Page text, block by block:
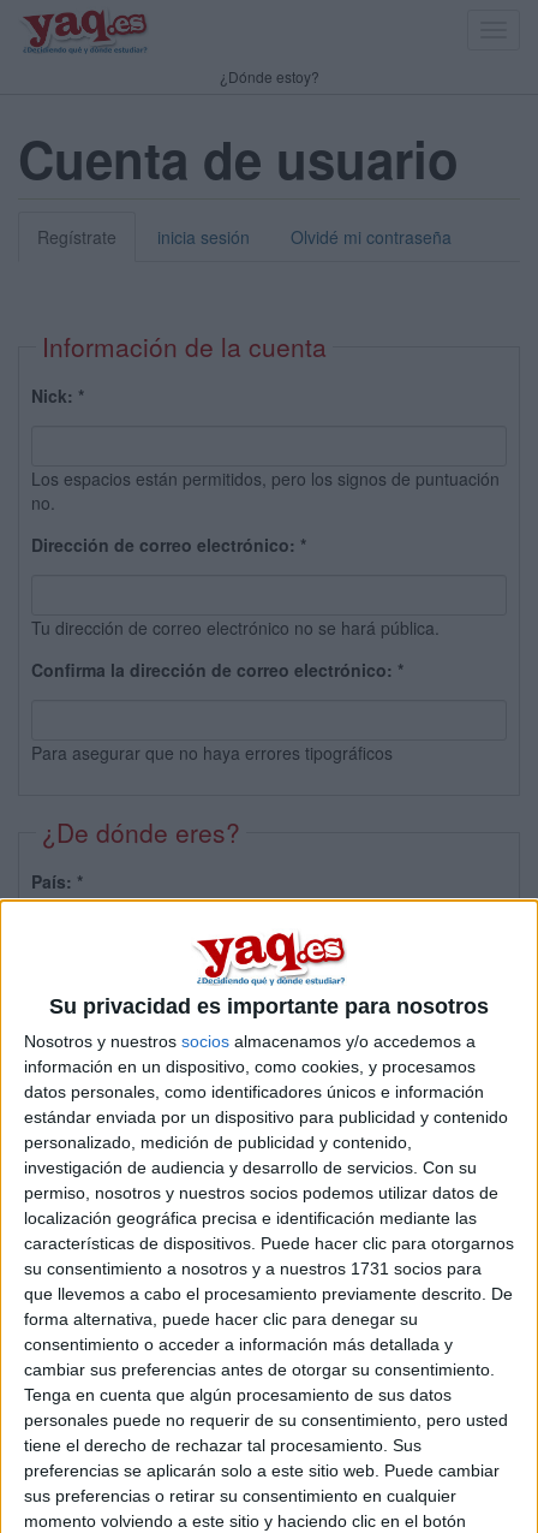
Su privacidad es importante para nosotros
Nosotros y nuestros socios almacenamos y/o accedemos a
información en un dispositivo, como cookies, y procesamos
datos personales, como identificadores únicos e información
estándar enviada por un dispositivo para publicidad y contenido
personalizado, medición de publicidad y contenido,
investigación de audiencia y desarrollo de servicios. Con su
permiso, nosotros y nuestros socios podemos utilizar datos de
localización geográfica precisa e identificación mediante las
características de dispositivos. Puede hacer clic para otorgarnos
su consentimiento a nosotros y a nuestros 1731 socios para
que llevemos a cabo el procesamiento previamente descrito. De
forma alternativa, puede hacer clic para denegar su
consentimiento o acceder a información más detallada y
cambiar sus preferencias antes de otorgar su consentimiento.
Tenga en cuenta que algún procesamiento de sus datos
personales puede no requerir de su consentimiento, pero usted
tiene el derecho de rechazar tal procesamiento. Sus
preferencias se aplicarán solo a este sitio web. Puede cambiar
sus preferencias o retirar su consentimiento en cualquier
momento volviendo a este sitio y haciendo clic en el botón
¿Dónde estoy?
Cuenta de usuario
Regístrate inicia sesión Olvidé mi contraseña
Información de la cuenta
Nick: *
Los espacios están permitidos, pero los signos de puntuación
no.
Dirección de correo electrónico: *
Tu dirección de correo electrónico no se hará pública.
Confirma la dirección de correo electrónico: *
Para asegurar que no haya errores tipográficos
¿De dónde eres?
País: *
Sobre ti
Soy:*
Chico
Chica
¿En qué año terminas (o terminaste) bachillerato o FP?
Soy estudiante de:*
Términos y Condiciones de Uso